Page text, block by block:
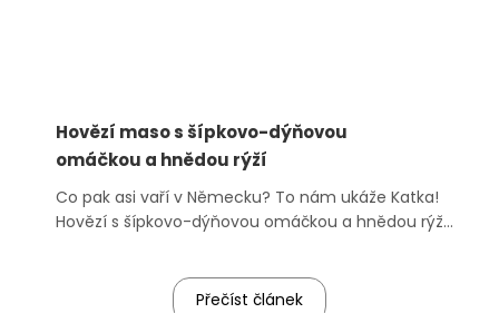
Hovězí maso s šípkovo-dýňovou
omáčkou a hnědou rýží
Co pak asi vaří v Německu? To nám ukáže Katka!
Hovězí s šípkovo-dýňovou omáčkou a hnědou rýží,
Přečíst článek